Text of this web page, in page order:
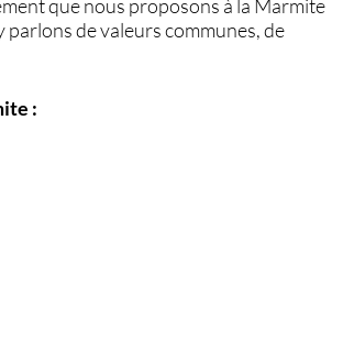
que nous proposons à la Marmite
parlons de valeurs communes, de
: